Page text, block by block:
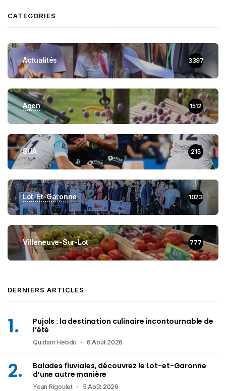
CATEGORIES
Actualités 3397
Agen 1512
SUA 215
Lot-Et-Garonne 1023
Villeneuve-Sur-Lot 777
DERNIERS ARTICLES
Pujols : la destination culinaire incontournable de
l’été
Quidam Hebdo 6 Août 2026
Balades fluviales, découvrez le Lot-et-Garonne
d’une autre manière
Yoan Rigoulet 5 Août 2026